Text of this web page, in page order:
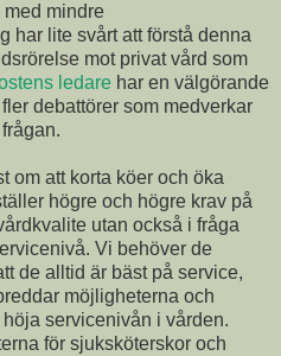
mindre
har lite svårt att förstå denna
mot privat vård som
ledare har en välgörande
debattörer som medverkar
om att korta köer och öka
högre och högre krav på
utan också i fråga
Vi behöver de
de alltid är bäst på service,
möjligheterna och
servicenivån i vården.
för sjuksköterskor och